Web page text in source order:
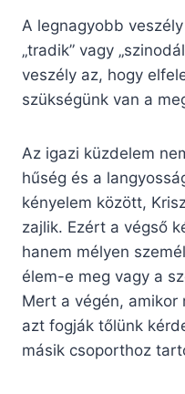
A legnagyobb
„tradik” vagy
veszély az, hogy
szükségünk van a
Az igazi küzdelem
hűség és a
kényelem között,
zajlik. Ezért a végső
hanem mélyen
élem-e meg vagy a
Mert a végén, amikor
azt fogják tőlünk
másik csoporthoz